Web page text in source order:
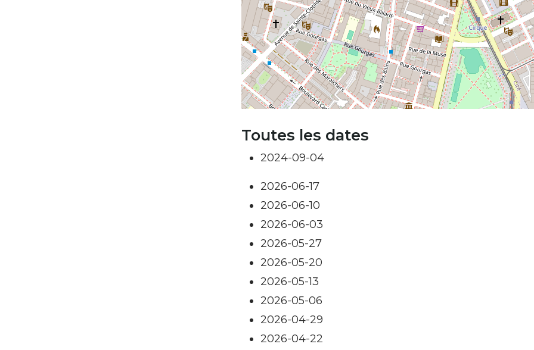
Toutes les dates
2024-09-04
2026-06-17
2026-06-10
2026-06-03
2026-05-27
2026-05-20
2026-05-13
2026-05-06
2026-04-29
2026-04-22